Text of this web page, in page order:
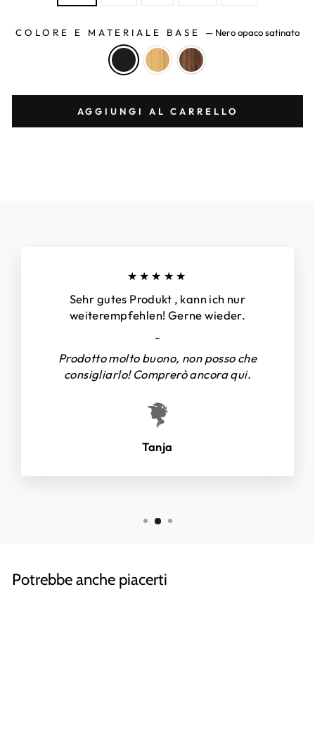
COLORE E MATERIALE BASE— Nero opaco satinato
AGGIUNGI AL CARRELLO
★★★★★
Sehr gutes Produkt , kann ich nur
weiterempfehlen! Gerne wieder.
-
Prodotto molto buono, non posso che
consigliarlo! Comprerò ancora qui.
Tanja
Potrebbe anche piacerti